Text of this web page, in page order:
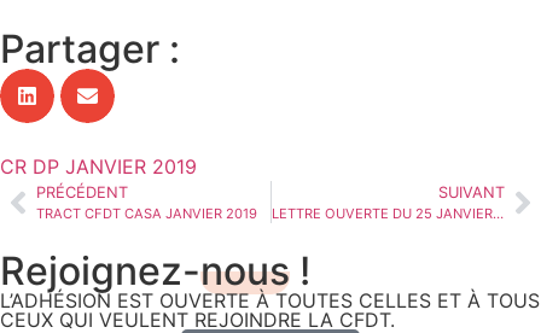
Partager :
CR DP JANVIER 2019
PRÉCÉDENT
TRACT CFDT CASA JANVIER 2019
SUIVANT
LETTRE OUVERTE DU 25 JANVIER 2019 A LA DG DE CASA
Rejoignez-nous !
L’ADHÉSION EST OUVERTE À TOUTES CELLES ET À TOUS
CEUX QUI VEULENT REJOINDRE LA CFDT.